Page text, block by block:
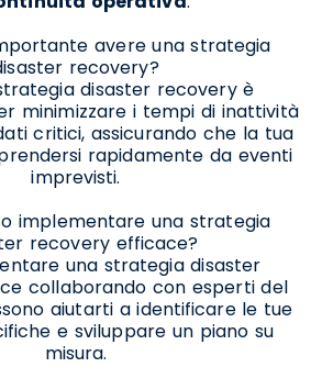
avere una strategia
recovery?
disaster recovery è
minimizzare i tempi di inattività
critici, assicurando che la tua
rapidamente da eventi
imprevisti.
implementare una strategia
recovery efficace?
una strategia disaster
collaborando con esperti del
aiutarti a identificare le tue
e sviluppare un piano su
misura.